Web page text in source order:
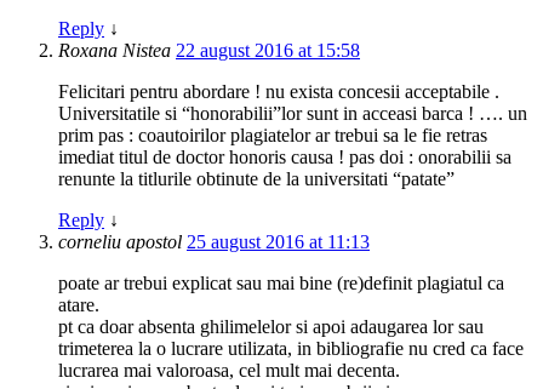
Reply ↓
Roxana Nistea 22 august 2016 at 15:58
Felicitari pentru abordare ! nu exista concesii acceptabile .
Universitatile si “honorabilii”lor sunt in acceasi barca ! …. un
prim pas : coautoirilor plagiatelor ar trebui sa le fie retras
imediat titul de doctor honoris causa ! pas doi : onorabilii sa
renunte la titlurile obtinute de la universitati “patate”
Reply ↓
corneliu apostol 25 august 2016 at 11:13
poate ar trebui explicat sau mai bine (re)definit plagiatul ca
atare.
pt ca doar absenta ghilimelelor si apoi adaugarea lor sau
trimeterea la o lucrare utilizata, in bibliografie nu cred ca face
lucrarea mai valoroasa, cel mult mai decenta.